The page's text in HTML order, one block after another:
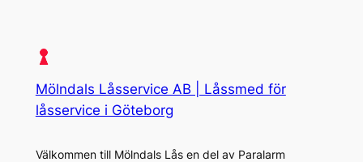
Mölndals Låsservice AB | Låssmed för
låsservice i Göteborg
Välkommen till Mölndals Lås en del av Paralarm